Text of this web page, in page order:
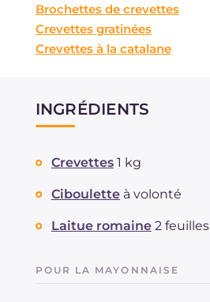
Brochettes de crevettes
Crevettes gratinées
Crevettes à la catalane
INGRÉDIENTS
Crevettes 1 kg
Ciboulette à volonté
Laitue romaine 2 feuilles
POUR LA MAYONNAISE